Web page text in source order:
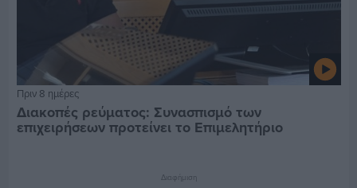
Πριν 8 ημέρες
Διακοπές ρεύματος: Συνασπισμό των
επιχειρήσεων προτείνει το Επιμελητήριο
Διαφήμιση